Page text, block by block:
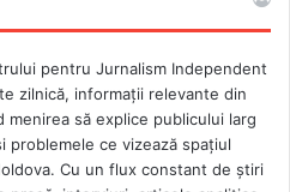
pentru Jurnalism Independent
zilnică, informații relevante din
menirea să explice publicului larg
ce vizează spațiul
Cu un flux constant de ştiri